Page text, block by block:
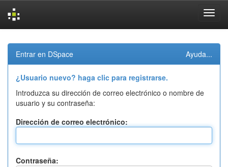
navigation
Entrar en DSpace Ayuda...
¿Usuario nuevo? haga clic para registrarse.
Introduzca su dirección de correo electrónico o nombre de
usuario y su contraseña:
Dirección de correo electrónico:
Contraseña: